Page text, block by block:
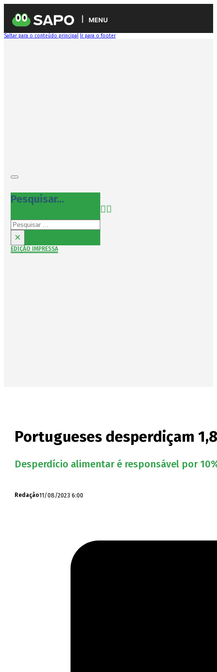
MENU
Saltar para o conteúdo principal Ir para o footer
Pesquisar...
Pesquisar
×
EDIÇÃO IMPRESSA
Portugueses desperdiçam
Desperdício alimentar é responsável por
Redação11/08/2023 6:00